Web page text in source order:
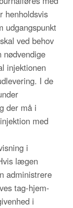
henholdsvis
udgangspunkt
ved behov
injektionen
I de
der må i
med
i
lægen
administrere
tag-hjem-
i